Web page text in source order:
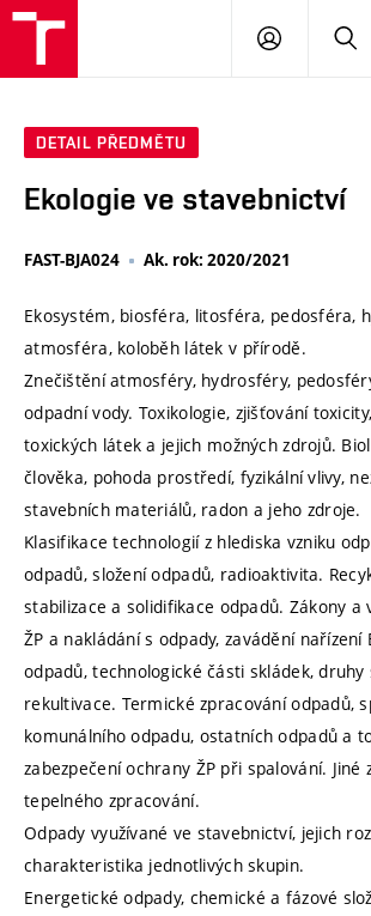
PŘIHLÁSIT
DETAIL PŘEDMĚTU
Ekologie ve stavebnictví
FAST-BJA024 Ak. rok: 2020/2021
Ekosystém, biosféra, litosféra, pedosféra,
atmosféra, koloběh látek v přírodě.
Znečištění atmosféry, hydrosféry,
odpadní vody. Toxikologie, zjišťování
toxických látek a jejich možných zdrojů.
člověka, pohoda prostředí, fyzikální vlivy,
stavebních materiálů, radon a jeho zdroje.
Klasifikace technologií z hlediska vzniku
odpadů, složení odpadů, radioaktivita.
stabilizace a solidifikace odpadů. Zákony a
ŽP a nakládání s odpady, zavádění nařízení
odpadů, technologické části skládek, druhy
rekultivace. Termické zpracování odpadů,
komunálního odpadu, ostatních odpadů a
zabezpečení ochrany ŽP při spalování. Jiné
tepelného zpracování.
Odpady využívané ve stavebnictví, jejich
charakteristika jednotlivých skupin.
Energetické odpady, chemické a fázové